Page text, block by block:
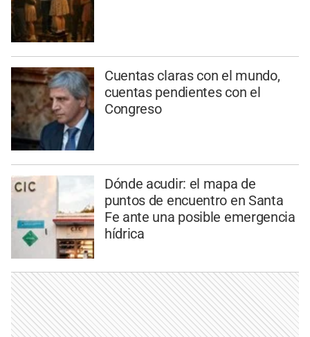
Cuentas claras con el mundo,
cuentas pendientes con el
Congreso
Dónde acudir: el mapa de
puntos de encuentro en Santa
Fe ante una posible emergencia
hídrica